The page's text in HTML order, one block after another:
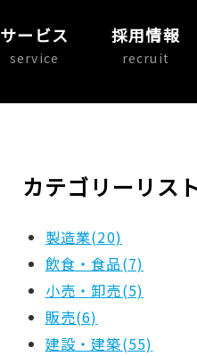
サービス
service
採用情報
recruit
カテゴリーリス
製造業(20)
飲食・食品(7)
小売・卸売(5)
販売(6)
建設・建築(55)